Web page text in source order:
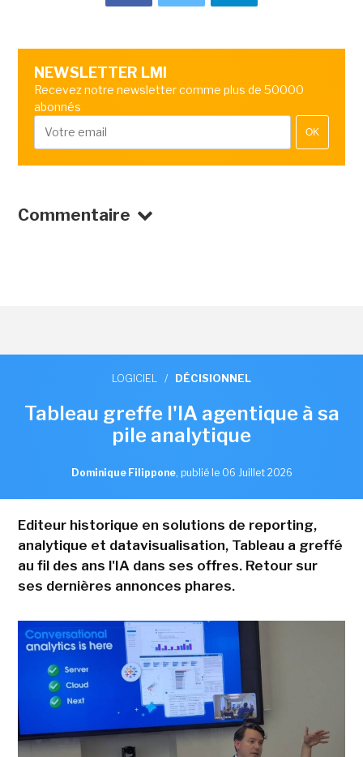
NEWSLETTER LMI
Recevez notre newsletter comme plus de 50000
abonnés
OK
Commentaire
LOGICIEL / DÉCISIONNEL
Tableau greffe l'IA agentique à sa
pile analytique
Dominique Filippone, publié le 06 Juillet 2026
Editeur historique en solutions de reporting,
analytique et datavisualisation, Tableau a greffé
au fil des ans l'IA dans ses offres. Retour sur
ses dernières annonces phares.